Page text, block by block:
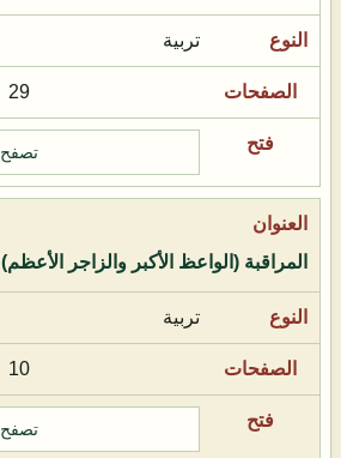
تربية
29
تصفح
المراقبة (الواعظ الأكبر والزاجر الأعظم)
تربية
10
تصفح